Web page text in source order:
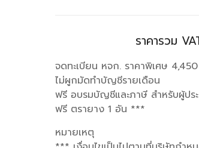
ราคารวม
จดทะเบียน หจก. ราคาพิเศษ
ไม่ผูกมัดทำบัญชีรายเดือน
ฟรี อบรมบัญชีและภาษี สำหรับผู้ปร
ฟรี ตรายาง 1 อัน ***
หมายเหตุ